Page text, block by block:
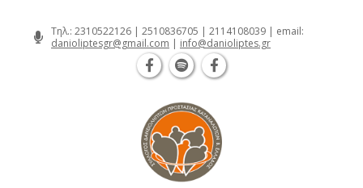
Τηλ.: 2310522126 | 2510836705 | 2114108039 | email:
danioliptesgr@gmail.com | info@danioliptes.gr